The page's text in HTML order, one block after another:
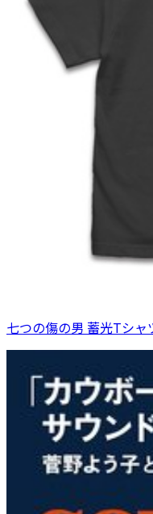
七つの傷の男 蓄光Tシャ